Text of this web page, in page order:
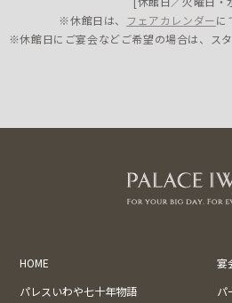
※休館日は、 フェアカレンダーに
※休館日にご宴会などご希望の場合は、ス
HOME
宴
パレスいわや七十年物語
パ